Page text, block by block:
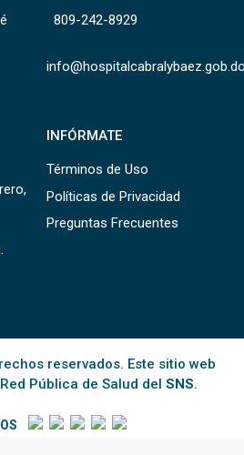
809-242-8929
INFÓRMATE
Términos de Uso
Políticas de Privacidad
Preguntas Frecuentes
reservados. Este sitio web
Pública de Salud del SNS.